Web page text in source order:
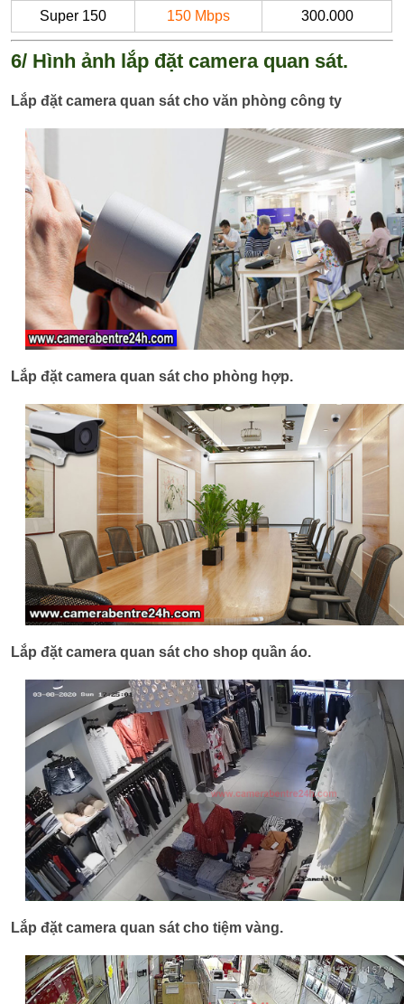
Super 150 150 Mbps 300.000
6/ Hình ảnh lắp đặt camera quan sát.
Lắp đặt camera quan sát cho văn phòng công ty
Lắp đặt camera quan sát cho phòng hợp.
Lắp đặt camera quan sát cho shop quần áo.
Lắp đặt camera quan sát cho tiệm vàng.